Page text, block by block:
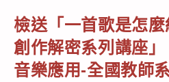
檢送「一首歌是怎
創作解密系列講座
音樂應用-全國教師